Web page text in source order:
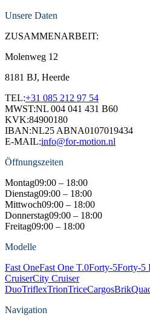
Unsere Daten
ZUSAMMENARBEIT:
Molenweg 12
8181 BJ, Heerde
TEL:+31 085 212 97 54
MWST:NL 004 041 431 B60
KVK:84900180
IBAN:NL25 ABNA0107019434
E-MAIL:info@for-motion.nl
Öffnungszeiten
Montag09:00 – 18:00
Dienstag09:00 – 18:00
Mittwoch09:00 – 18:00
Donnerstag09:00 – 18:00
Freitag09:00 – 18:00
Modelle
Fast OneFast One T.0Forty-5Forty-5
CruiserCity Cruiser
DuoTriflexTrionTriceCargosBrik
Navigation